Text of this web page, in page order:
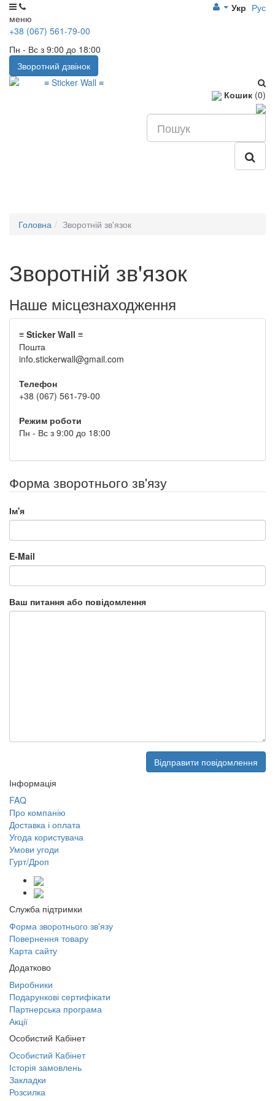
меню
Укр Рус
+38 (067) 561-79-00
Пн - Вс з 9:00 до 18:00
Зворотний дзвінок
Кошик (0)
Головна Зворотній зв'язок
Зворотній зв'язок
Наше місцезнаходження
≡ Sticker Wall ≡
Пошта
info.stickerwall@gmail.com
Телефон
+38 (067) 561-79-00
Режим роботи
Пн - Вс з 9:00 до 18:00
Форма зворотнього зв'язу
Ім'я
E-Mail
Ваш питання або повідомлення
Інформація
FAQ
Про компанію
Доставка і оплата
Угода користувача
Умови угоди
Гурт/Дроп
Служба підтримки
Форма зворотнього зв'язу
Повернення товару
Карта сайту
Додатково
Виробники
Подарункові сертифікати
Партнерська програма
Акції
Особистий Кабінет
Особистий Кабінет
Історія замовлень
Закладки
Розсилка